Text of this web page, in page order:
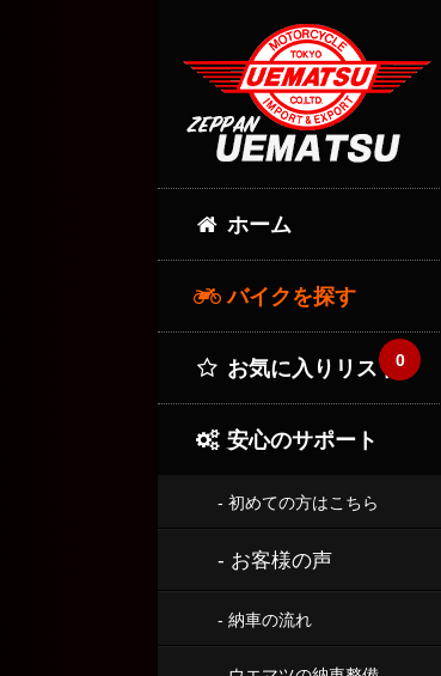
ホーム
バイクを探す
お気に入りリスト0
安心のサポート
- 初めての方はこちら
- お客様の声
- 納車の流れ